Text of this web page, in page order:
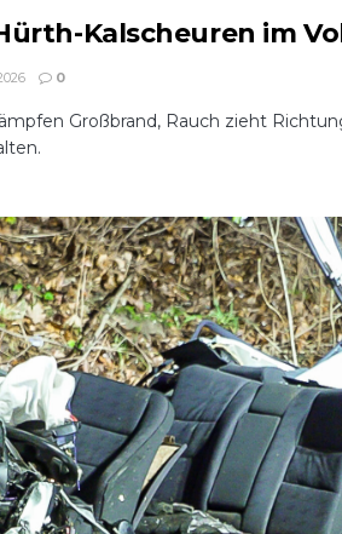
Kalscheuren im
0
Großbrand, Rauch zieht